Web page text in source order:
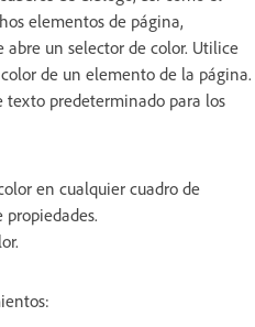
elementos de página,
un selector de color. Utilice
de un elemento de la página.
texto predeterminado para los
en cualquier cuadro de